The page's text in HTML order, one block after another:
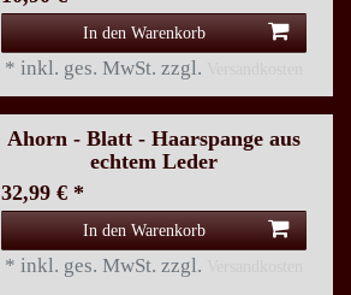
In den Warenkorb
* inkl. ges. MwSt. zzgl.
Ahorn - Blatt - Haarspange aus
echtem Leder
32,99 € *
In den Warenkorb
* inkl. ges. MwSt. zzgl.